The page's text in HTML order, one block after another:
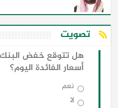
تصويت
هل تتوقع خفض البنك
أسعار الفائدة اليوم؟
نعم
لا